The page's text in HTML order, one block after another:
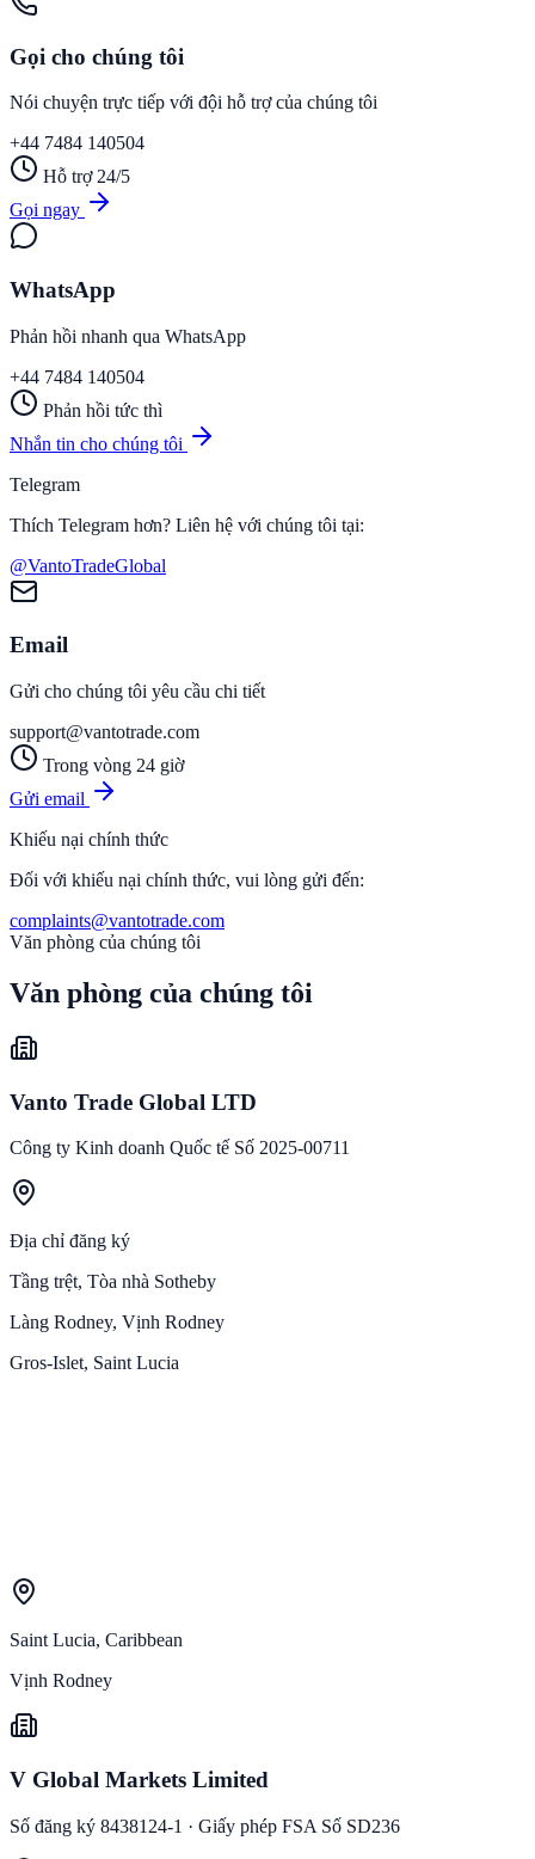
Gọi cho chúng tôi
Nói chuyện trực tiếp với đội hỗ trợ của chúng tôi
+44 7484 140504
Hỗ trợ 24/5
Gọi ngay
WhatsApp
Phản hồi nhanh qua WhatsApp
+44 7484 140504
Phản hồi tức thì
Nhắn tin cho chúng tôi
Telegram
Thích Telegram hơn? Liên hệ với chúng tôi tại:
@VantoTradeGlobal
Email
Gửi cho chúng tôi yêu cầu chi tiết
support@vantotrade.com
Trong vòng 24 giờ
Gửi email
Khiếu nại chính thức
Đối với khiếu nại chính thức, vui lòng gửi đến:
complaints@vantotrade.com
Văn phòng của chúng tôi
Văn phòng của chúng tôi
Vanto Trade Global LTD
Công ty Kinh doanh Quốc tế Số 2025-00711
Địa chỉ đăng ký
Tầng trệt, Tòa nhà Sotheby
Làng Rodney, Vịnh Rodney
Gros-Islet, Saint Lucia
Saint Lucia, Caribbean
Vịnh Rodney
V Global Markets Limited
Số đăng ký 8438124-1 · Giấy phép FSA Số SD236